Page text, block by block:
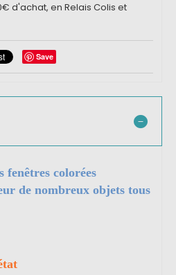
d'achat, en Relais Colis et
Save
fenêtres colorées
de nombreux objets tous